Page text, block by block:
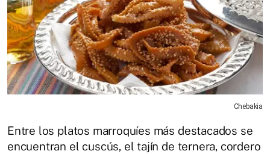
Chebakia
Entre los platos marroquíes más destacados se
encuentran el cuscús, el tajín de ternera, cordero